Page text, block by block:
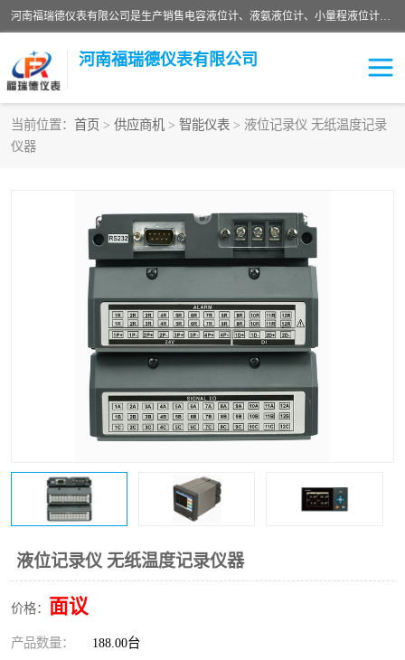
河南福瑞德仪表有限公司是生产销售电容液位计、液氨液位计、小量程液位计定制、智能锅炉水位计、液氮液位计等；并在产品开发、研制的过程中，吸取国内外仪器仪表的技术精华，建立了一支高、精、尖的科研开发队伍，使产品性能不断升级。
河南福瑞德仪表有限公司
当前位置： 首页 > 供应商机 > 智能仪表 > 液位记录仪 无纸温度记录
仪器
液位记录仪 无纸温度记录仪器
价格： 面议
产品数量： 188.00台
液位计
液氮液位计
差压变送器 液位计传感器定制
物位计
油量传感器
温度变送器 锅炉水位计
流量仪表 加油站液位仪